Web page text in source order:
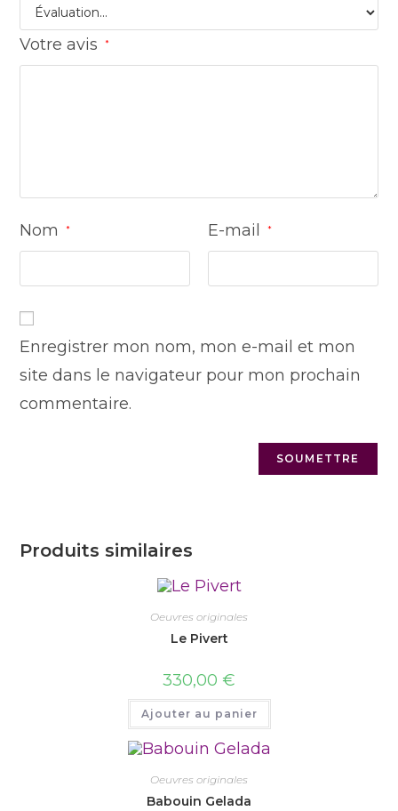
Votre avis *
Nom * E-mail *
Enregistrer mon nom, mon e-mail et mon
site dans le navigateur pour mon prochain
commentaire.
Produits similaires
Oeuvres originales
Le Pivert
330,00 €
Ajouter au panier
Oeuvres originales
Babouin Gelada